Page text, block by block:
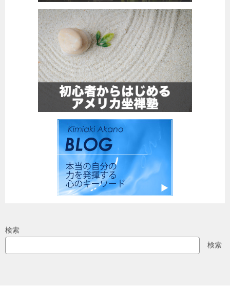
検索
検索